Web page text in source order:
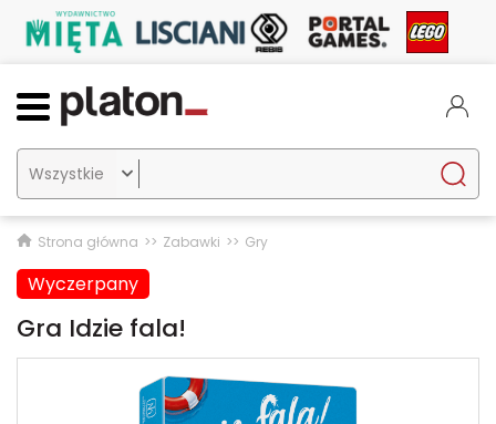

Strona główna Zabawki Gry
Wyczerpany
Gra Idzie fala!